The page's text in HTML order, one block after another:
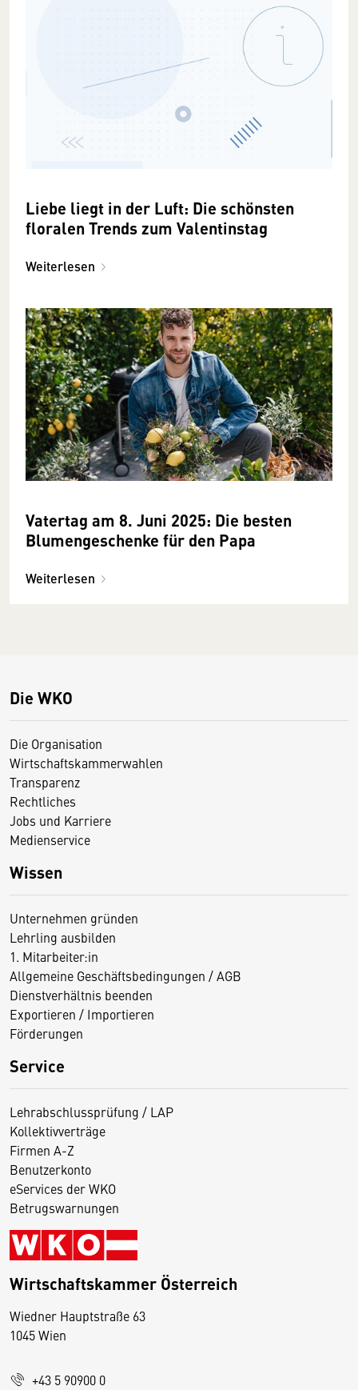
Liebe liegt in der Luft: Die schönsten
floralen Trends zum Valentinstag
Weiterlesen
Vatertag am 8. Juni 2025: Die besten
Blumengeschenke für den Papa
Weiterlesen
Die WKO
Die Organisation
Wirtschaftskammerwahlen
Transparenz
Rechtliches
Jobs und Karriere
Medienservice
Wissen
Unternehmen gründen
Lehrling ausbilden
1. Mitarbeiter:in
Allgemeine Geschäftsbedingungen / AGB
Dienstverhältnis beenden
Exportieren / Importieren
Förderungen
Service
Lehrabschlussprüfung / LAP
Kollektivverträge
Firmen A-Z
Benutzerkonto
eServices der WKO
Betrugswarnungen
Wirtschaftskammer Österreich
Wiedner Hauptstraße 63
1045 Wien
+43 5 90900 0
D
s